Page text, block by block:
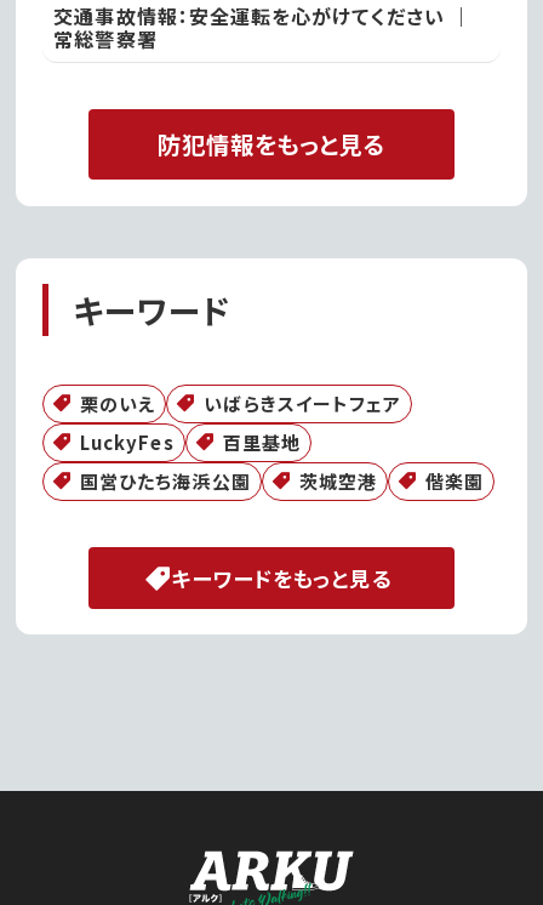
交通事故情報：安全運転を心がけてください ｜
常総警察署
防犯情報をもっと見る
キーワード
栗のいえ
いばらきスイートフェア
LuckyFes
百里基地
国営ひたち海浜公園
茨城空港 偕楽園
キーワードをもっと見る